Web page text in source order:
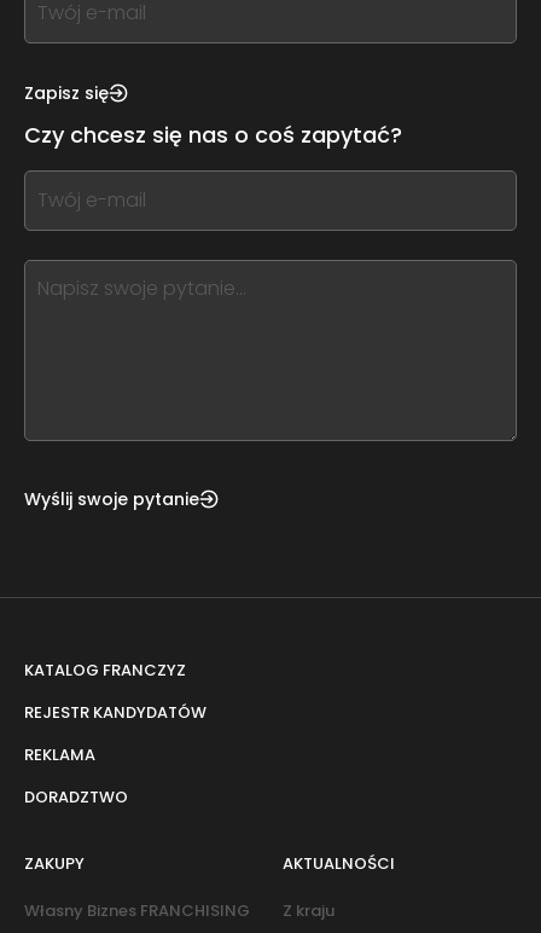
you
this,
this
form
field
blank
Zapisz się
Czy chcesz się nas o coś zapytać?
If
you
this,
leave
Wyślij swoje pytanie
KATALOG FRANCZYZ
REJESTR KANDYDATÓW
REKLAMA
DORADZTWO
ZAKUPY
Własny Biznes FRANCHISING
AKTUALNOŚCI
Z kraju